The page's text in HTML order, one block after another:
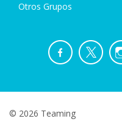
Otros Grupos
© 2026 Teaming